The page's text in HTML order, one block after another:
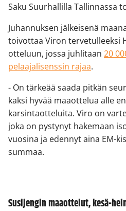
Saku Suurhallilla Tallinnassa
Juhannuksen jälkeisenä
toivottaa Viron tervetulleeksi
otteluun, jossa juhlitaan 20
pelaajalisenssin rajaa.
- On tärkeää saada pitkän
kaksi hyvää maaottelua alle
karsintaotteluita. Viro on
joka on pystynyt hakemaan
vuosina ja edennyt aina EM-
summaa.
Susijengin maaottelut, kesä-